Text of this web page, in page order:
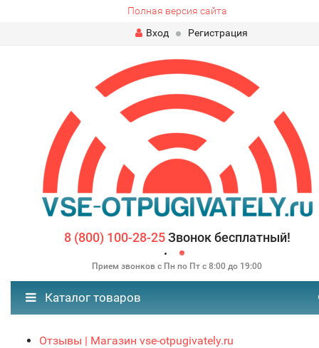
Полная версия сайта
Вход
Регистрация
8 (800) 100-28-25Звонок бесплатный!
Прием звонков с Пн по Пт с 8:00 до 19:00
Каталог товаров
Отзывы | Магазин vse-otpugivately.ru